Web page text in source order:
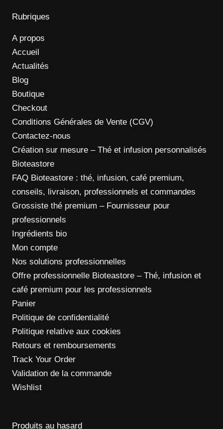
Rubriques
A propos
Accueil
Actualités
Blog
Boutique
Checkout
Conditions Générales de Vente (CGV)
Contactez-nous
Création sur mesure – Thé et infusion personnalisés
Bioteastore
FAQ Bioteastore : thé, infusion, café premium,
conseils, livraison, professionnels et commandes
Grossiste thé premium – Fournisseur pour
professionnels
Ingrédients bio
Mon compte
Nos solutions professionnelles
Offre professionnelle Bioteastore – Thé, infusion et
café premium pour les professionnels
Panier
Politique de confidentialité
Politique relative aux cookies
Retours et remboursements
Track Your Order
Validation de la commande
Wishlist
Produits au hasard